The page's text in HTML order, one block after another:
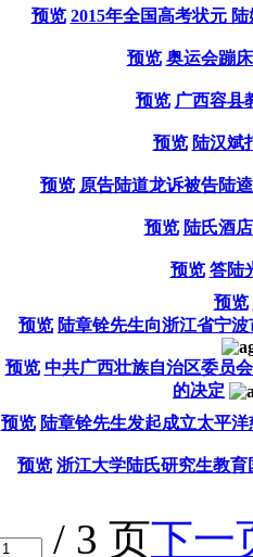
预览 2015年全国高考状元
预览 奥运会蹦
预览 广西容县
预览 陆汉斌
预览 原告陆道龙诉被告陆
预览 陆氏酒
预览 答陆
预览
预览 陆章铨先生向浙江省宁
预览 中共广西壮族自治区委员
的决定
预览 陆章铨先生发起成立太平
预览 浙江大学陆氏研究生教
/ 3 页下一